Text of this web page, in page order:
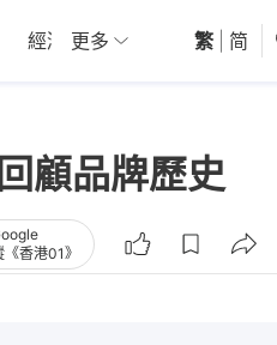
經濟 01深圳 觀點
更多 繁 简
顧品牌歷史
香港01》